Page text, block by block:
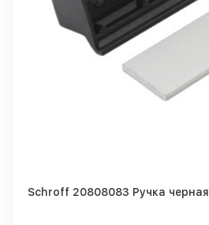
Schroff 20808083 Ручка черная